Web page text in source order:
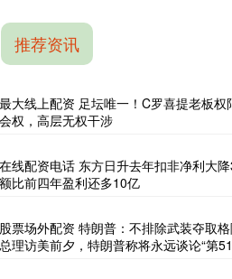
推荐资讯
最大线上配资 足坛唯一！C罗喜提老板权
会权，高层无权干涉
在线配资电话 东方日升去年扣非净利大
额比前四年盈利还多10亿
股票场外配资 特朗普：不排除武装夺取
总理访美前夕，特朗普称将永远谈论“第